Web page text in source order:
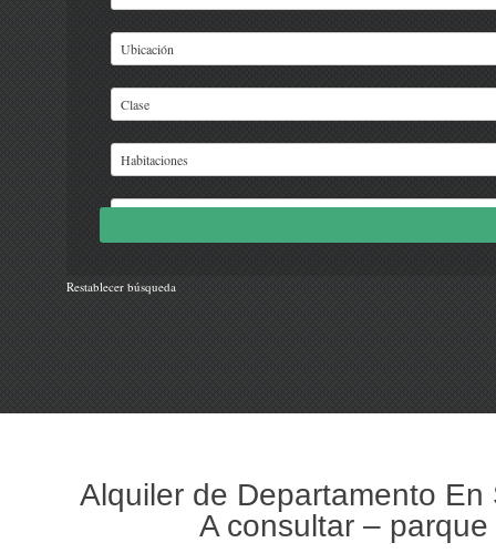
Restablecer búsqueda
Alquiler de Departamento
A consultar –